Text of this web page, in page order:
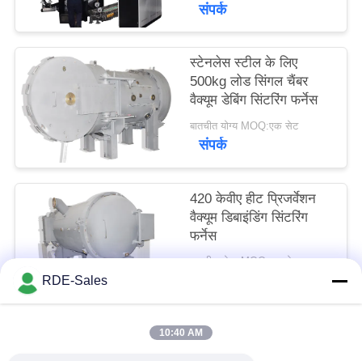
संपर्क
स्टेनलेस स्टील के लिए
500kg लोड सिंगल चैंबर
वैक्यूम डेबिंग सिंटरिंग फर्नेस
बातचीत योग्य MOQ:एक सेट
संपर्क
420 केवीए हीट प्रिजर्वेशन
वैक्यूम डिबाइंडिंग सिंटरिंग
फर्नेस
बातचीत योग्य MOQ:एक सेट
लोकप्रिय श्रेणियां
RDE-Sales
10:40 AM